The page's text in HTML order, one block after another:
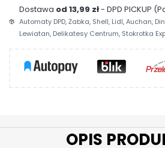
Dostawa od 13,99 zł- DPD PICKUP
Automaty DPD, Żabka, Shell, Lidl, Auchan,
Lewiatan, Delikatesy Centrum, Stokrotka
OPIS